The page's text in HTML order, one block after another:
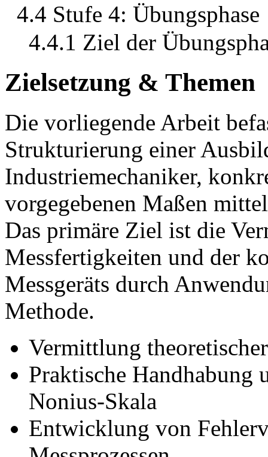
4.4 Stufe 4: Übungsphase
4.4.1 Ziel der
Zielsetzung & Themen
Die vorliegende Arbeit
Strukturierung einer
Industriemechaniker,
vorgegebenen Maßen
Das primäre Ziel ist die
Messfertigkeiten und der
Messgeräts durch
Methode.
Vermittlung
Praktische Handhabung
Nonius-Skala
Entwicklung von